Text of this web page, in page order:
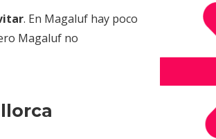
. En Magaluf hay poco
Magaluf no